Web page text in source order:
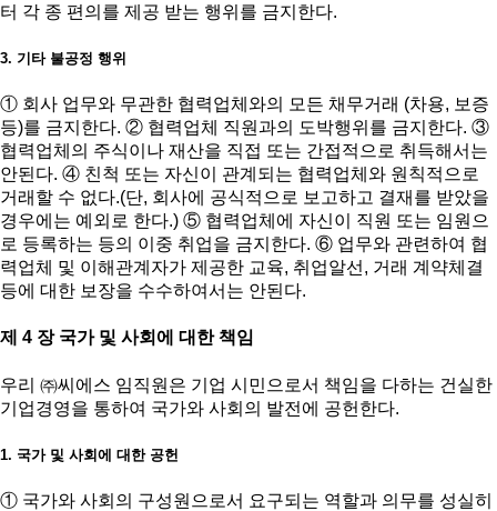
터 각 종 편의를 제공 받는 행위를 금지한다.
3. 기타 불공정 행위
① 회사 업무와 무관한 협력업체와의 모든 채무거래 (차용, 보증
등)를 금지한다. ② 협력업체 직원과의 도박행위를 금지한다. ③
협력업체의 주식이나 재산을 직접 또는 간접적으로 취득해서는
안된다. ④ 친척 또는 자신이 관계되는 협력업체와 원칙적으로
거래할 수 없다.(단, 회사에 공식적으로 보고하고 결재를 받았을
경우에는 예외로 한다.) ⑤ 협력업체에 자신이 직원 또는 임원으
로 등록하는 등의 이중 취업을 금지한다. ⑥ 업무와 관련하여 협
력업체 및 이해관계자가 제공한 교육, 취업알선, 거래 계약체결
등에 대한 보장을 수수하여서는 안된다.
제 4 장 국가 및 사회에 대한 책임
우리 ㈜씨에스 임직원은 기업 시민으로서 책임을 다하는 건실한
기업경영을 통하여 국가와 사회의 발전에 공헌한다.
1. 국가 및 사회에 대한 공헌
① 국가와 사회의 구성원으로서 요구되는 역할과 의무를 성실히